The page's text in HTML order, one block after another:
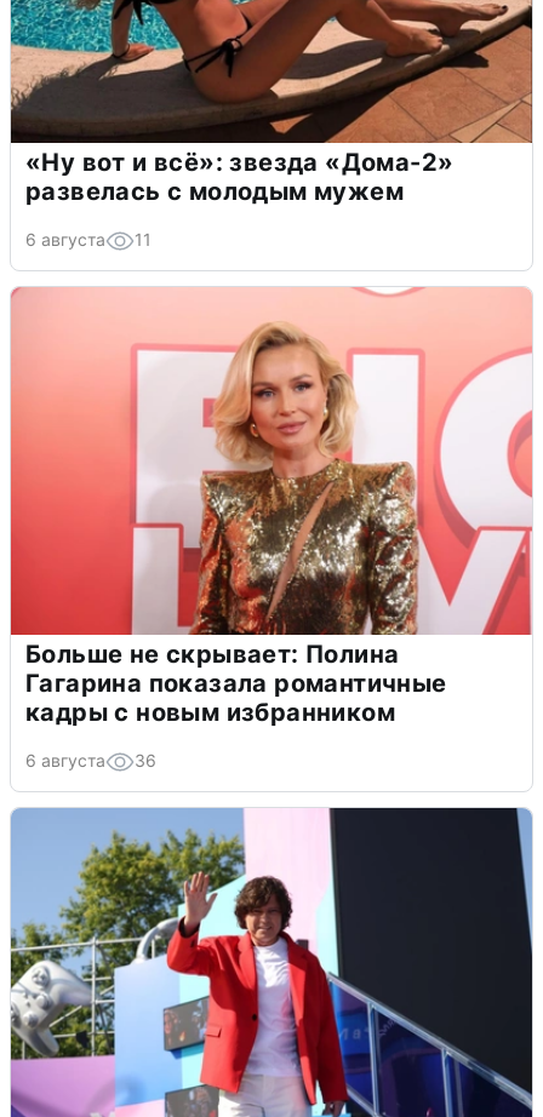
«Ну вот и всё»: звезда «Дома-2»
развелась с молодым мужем
6 августа 11
Больше не скрывает: Полина
Гагарина показала романтичные
кадры с новым избранником
6 августа 36